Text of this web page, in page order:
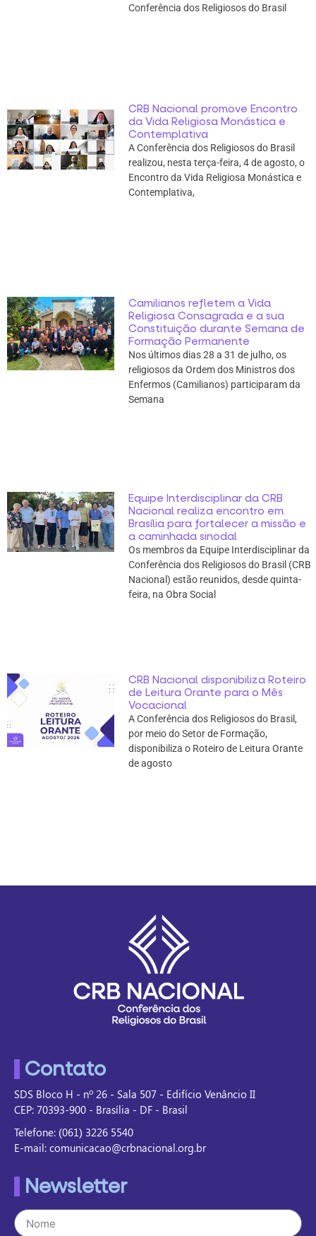
Conferência dos Religiosos do Brasil
CRB Nacional promove Encontro
da Vida Religiosa Monástica e
Contemplativa
A Conferência dos Religiosos do Brasil
realizou, nesta terça-feira, 4 de agosto, o
Encontro da Vida Religiosa Monástica e
Contemplativa,
Camilianos refletem a Vida
Religiosa Consagrada e a sua
Constituição durante Semana de
Formação Permanente
Nos últimos dias 28 a 31 de julho, os
religiosos da Ordem dos Ministros dos
Enfermos (Camilianos) participaram da
Semana
Equipe Interdisciplinar da CRB
Nacional realiza encontro em
Brasília para fortalecer a missão e
a caminhada sinodal
Os membros da Equipe Interdisciplinar da
Conferência dos Religiosos do Brasil (CRB
Nacional) estão reunidos, desde quinta-
feira, na Obra Social
CRB Nacional disponibiliza Roteiro
de Leitura Orante para o Mês
Vocacional
A Conferência dos Religiosos do Brasil,
por meio do Setor de Formação,
disponibiliza o Roteiro de Leitura Orante
de agosto
Contato
SDS Bloco H - nº 26 - Sala 507 - Edifício Venâncio II
CEP: 70393-900 - Brasília - DF - Brasil
Telefone: (061) 3226 5540
E-mail: comunicacao@crbnacional.org.br
Newsletter